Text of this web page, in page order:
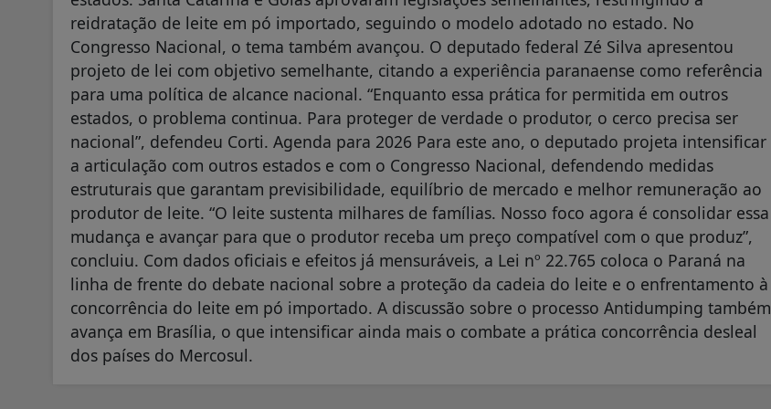
reidratação de leite em pó importado, seguindo o modelo adotado no estado. No
Congresso Nacional, o tema também avançou. O deputado federal Zé Silva apresentou
projeto de lei com objetivo semelhante, citando a experiência paranaense como referência
para uma política de alcance nacional. “Enquanto essa prática for permitida em outros
estados, o problema continua. Para proteger de verdade o produtor, o cerco precisa ser
nacional”, defendeu Corti. Agenda para 2026 Para este ano, o deputado projeta intensificar
a articulação com outros estados e com o Congresso Nacional, defendendo medidas
estruturais que garantam previsibilidade, equilíbrio de mercado e melhor remuneração ao
produtor de leite. “O leite sustenta milhares de famílias. Nosso foco agora é consolidar essa
mudança e avançar para que o produtor receba um preço compatível com o que produz”,
concluiu. Com dados oficiais e efeitos já mensuráveis, a Lei nº 22.765 coloca o Paraná na
linha de frente do debate nacional sobre a proteção da cadeia do leite e o enfrentamento à
concorrência do leite em pó importado. A discussão sobre o processo Antidumping também
avança em Brasília, o que intensificar ainda mais o combate a prática concorrência desleal
dos países do Mercosul.